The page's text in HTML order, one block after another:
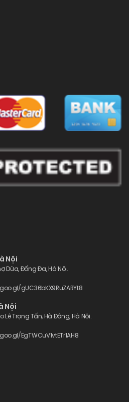
Nội
Dừa, Đống Đa, Hà Nội.
gUC36bKX9RuZARYt8
Nội
Trọng Tấn, Hà Đông, Hà Nội.
EgTWCuV1vtETr1AH8